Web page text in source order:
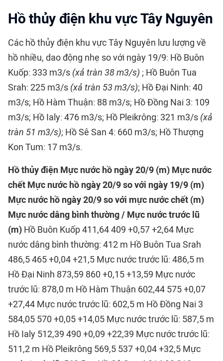
Hồ thủy điện khu vực Tây Nguyên
Các hồ thủy điện khu vực Tây Nguyên lưu lượng về
hồ nhiều, dao động nhẹ so với ngày 19/9: Hồ Buôn
Kuốp: 333 m3/s (xả tràn 38 m3/s) ; Hồ Buôn Tua
Srah: 225 m3/s (xả tràn 53 m3/s); Hồ Đại Ninh: 40
m3/s; Hồ Hàm Thuận: 88 m3/s; Hồ Đồng Nai 3: 109
m3/s; Hồ Ialy: 476 m3/s; Hồ Pleikrông: 321 m3/s (xả
tràn 51 m3/s); Hồ Sê San 4: 660 m3/s; Hồ Thượng
Kon Tum: 17 m3/s.
Hồ thủy điện Mực nước hồ ngày 20/9 (m) Mực nước
chết Mực nước hồ ngày 20/9 so với ngày 19/9 (m)
Mực nước hồ ngày 20/9 so với mực nước chết (m)
Mực nước dâng bình thường / Mực nước trước lũ
(m) Hồ Buôn Kuốp 411,64 409 +0,57 +2,64 Mực
nước dâng bình thường: 412 m Hồ Buôn Tua Srah
486,5 465 +0,04 +21,5 Mực nước trước lũ: 486,5 m
Hồ Đại Ninh 873,59 860 +0,15 +13,59 Mực nước
trước lũ: 878,0 m Hồ Hàm Thuận 602,44 575 +0,07
+27,44 Mực nước trước lũ: 602,5 m Hồ Đồng Nai 3
584,05 570 +0,05 +14,05 Mực nước trước lũ: 587,5 m
Hồ Ialy 512,39 490 +0,09 +22,39 Mực nước trước lũ:
511,2 m Hồ Pleikrông 569,5 537 +0,04 +32,5 Mực